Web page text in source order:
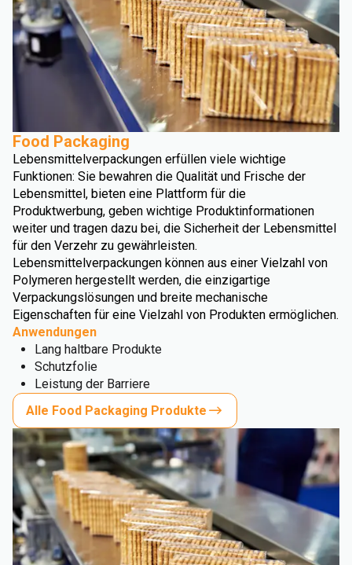
Food Packaging
Lebensmittelverpackungen erfüllen viele wichtige
Funktionen: Sie bewahren die Qualität und Frische der
Lebensmittel, bieten eine Plattform für die
Produktwerbung, geben wichtige Produktinformationen
weiter und tragen dazu bei, die Sicherheit der Lebensmittel
für den Verzehr zu gewährleisten.
Lebensmittelverpackungen können aus einer Vielzahl von
Polymeren hergestellt werden, die einzigartige
Verpackungslösungen und breite mechanische
Eigenschaften für eine Vielzahl von Produkten ermöglichen.
Anwendungen
Lang haltbare Produkte
Schutzfolie
Leistung der Barriere
Alle Food Packaging Produkte